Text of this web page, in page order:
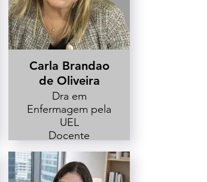
Carla Brandao
de Oliveira
Dra em
Enfermagem pela
UEL
Docente
Departamento de
Enfermagem da
UEL